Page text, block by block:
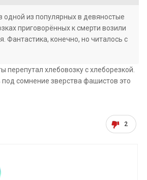
одной из популярных в девяностые
приговорённых к смерти возили
Фантастика, конечно, но читалось с
перепутал хлебовозку с хлеборезкой.
под сомнение зверства фашистов это
2